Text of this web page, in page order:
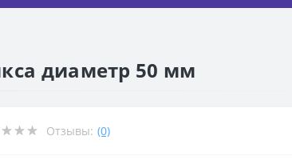
диаметр 50 мм
Отзывы: (0)